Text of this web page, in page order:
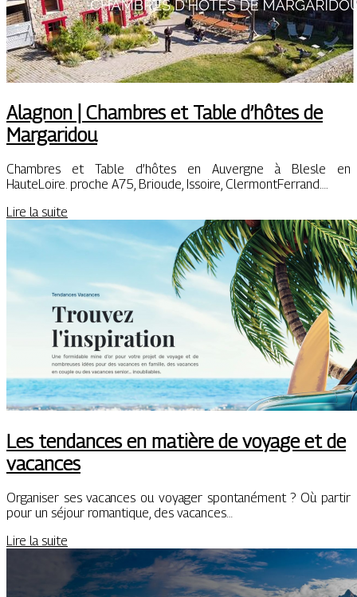
Alagnon | Chambres et Table d’hôtes de
Margaridou
Chambres et Table d’hôtes en Auvergne à Blesle en
HauteLoire. proche A75, Brioude, Issoire, ClermontFerrand….
Lire la suite
Les tendances en matière de voyage et de
vacances
Organiser ses vacances ou voyager spontanément ? Où partir
pour un séjour romantique, des vacances…
Lire la suite